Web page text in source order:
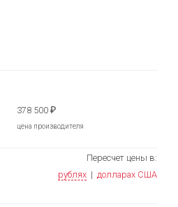
378 500 ₽
цена производителя
Пересчет цены в:
рублях | долларах США